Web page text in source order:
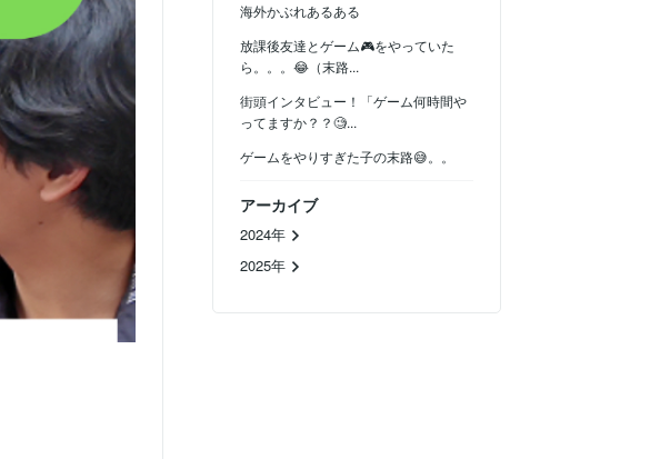
海外かぶれあるある
放課後友達とゲーム🎮をやっていた
ら。。。😂（末路...
街頭インタビュー！「ゲーム何時間や
ってますか？？🧐...
ゲームをやりすぎた子の末路😅。。
アーカイブ
2024年
2025年